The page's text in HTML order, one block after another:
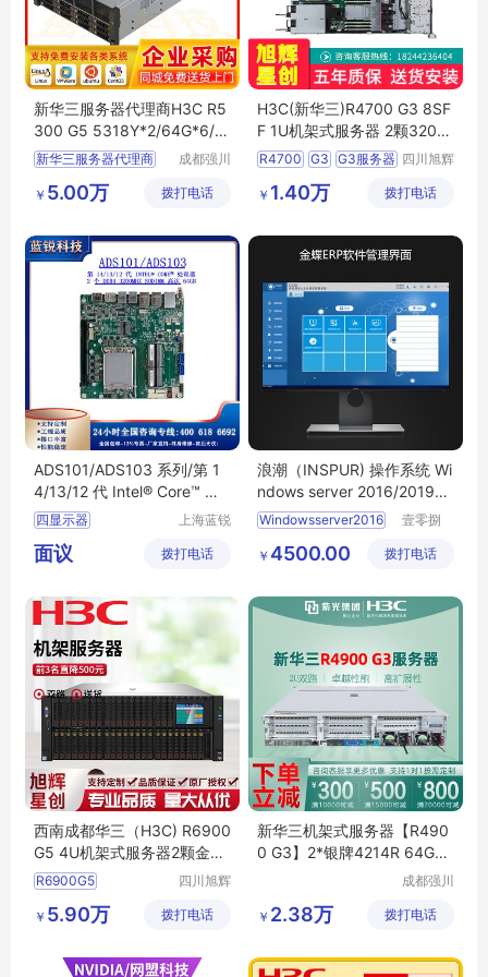
新华三服务器代理商H3C R5
300 G5 5318Y*2/64G*6/2.
4T*3/9361-1G缓存
新华三服务器代理商
成都强川
公司
￥ 5.00万 拨打电话
H3C(新华三)R4700 G3 8SF
F 1U机架式服务器 2颗3204/
32GB/2块1.2TBSAS
R4700 G3 G3服务器 四川旭辉
有限公司
￥ 1.40万 拨打电话
ADS101/ADS103 系列/第 1
4/13/12 代 Intel® Core™ 处
理器
四显示器
支持高达4K2K的分
多重扩展
上海蓝锐
有限公司
面议 拨打电话
浪潮（INSPUR) 操作系统 Wi
ndows server 2016/2019标
准中文版
Windowsserver2016
壹零捌
计算机有
￥ 4500.00 拨打电话
西南成都华三（H3C) R6900
G5 4U机架式服务器2颗金牌
5318H
R6900G5
4U机架式服务器
四川旭辉
有限公司
￥ 5.90万 拨打电话
新华三机架式服务器【R490
0 G3】2*银牌4214R 64G内
成都强川
公司
￥ 2.38万 拨打电话